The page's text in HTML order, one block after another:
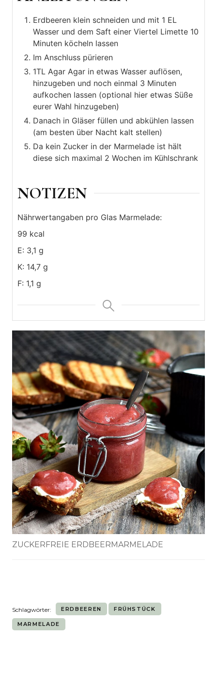
Erdbeeren klein schneiden und mit 1 EL
Wasser und dem Saft einer Viertel Limette 10
Minuten köcheln lassen
Im Anschluss pürieren
1TL Agar Agar in etwas Wasser auflösen,
hinzugeben und noch einmal 3 Minuten
aufkochen lassen (optional hier etwas Süße
eurer Wahl hinzugeben)
Danach in Gläser füllen und abkühlen lassen
(am besten über Nacht kalt stellen)
Da kein Zucker in der Marmelade ist hält
diese sich maximal 2 Wochen im Kühlschrank
NOTIZEN
Nährwertangaben pro Glas Marmelade:
99 kcal
E: 3,1 g
K: 14,7 g
F: 1,1 g
ZUCKERFREIE ERDBEERMARMELADE
Schlagwörter: ERDBEEREN FRÜHSTÜCK
MARMELADE